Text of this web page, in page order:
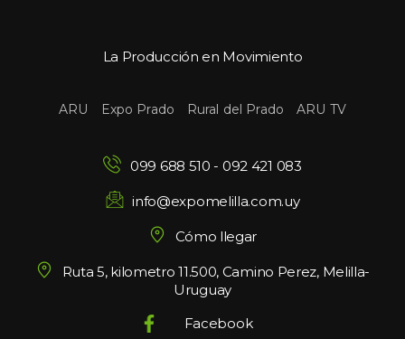
La Producción en Movimiento
ARU Expo Prado Rural del Prado ARU TV
099 688 510 - 092 421 083
info@expomelilla.com.uy
Cómo llegar
Ruta 5, kilometro 11.500, Camino Perez, Melilla-
Uruguay
Facebook